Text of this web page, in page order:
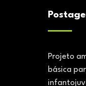
Projeto
básica